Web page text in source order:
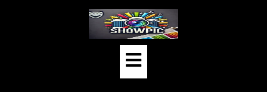
Open
Button